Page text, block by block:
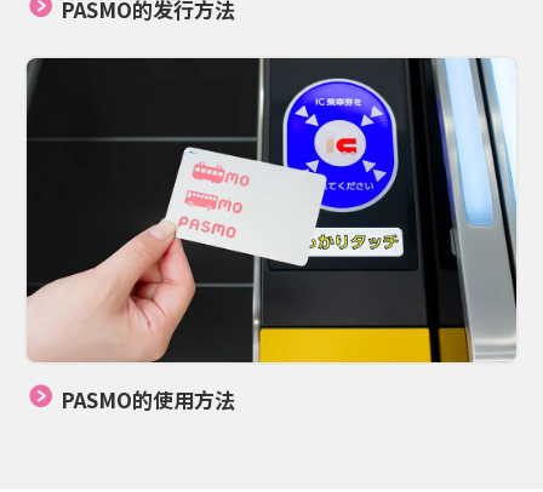
PASMO的发行方法
PASMO的使用方法